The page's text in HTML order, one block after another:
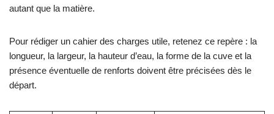
autant que la matière.
Pour rédiger un cahier des charges utile, retenez ce repère : la
longueur, la largeur, la hauteur d’eau, la forme de la cuve et la
présence éventuelle de renforts doivent être précisées dès le
départ.